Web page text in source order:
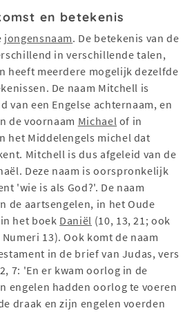
en betekenis
jongensnaam. De betekenis van de
in verschillende talen,
heeft meerdere mogelijk dezelfde
De naam Mitchell is
van een Engelse achternaam, en
de voornaam Michael of in
het Middelengels michel dat
Mitchell is dus afgeleid van de
Deze naam is oorspronkelijk
'wie is als God?'. De naam
de aartsengelen, in het Oude
het boek Daniël (10, 13, 21; ook
13). Ook komt de naam
in de brief van Judas, vers
7: 'En er kwam oorlog in de
engelen hadden oorlog te voeren
draak en zijn engelen voerden